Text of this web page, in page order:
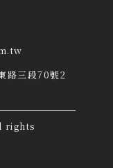
路三段70號2
rights